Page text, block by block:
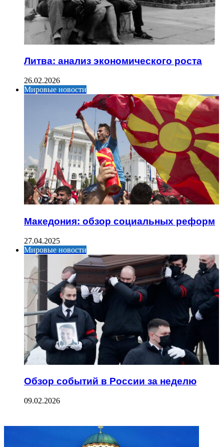
Литва: анализ экономического роста
26.02.2026
Мировые новости
Македония: обзор социальных реформ
27.04.2025
Мировые новости
Обзор событий в России за неделю
09.02.2026